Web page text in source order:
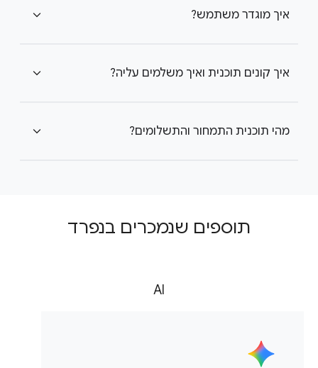
איך מוגדר משתמש? expand_more
איך קונים תוכנית ואיך משלמים עליה? expand_more
מהי תוכנית התמחור והתשלומים? expand_more
תוספים שנמכרים בנפרד
AI